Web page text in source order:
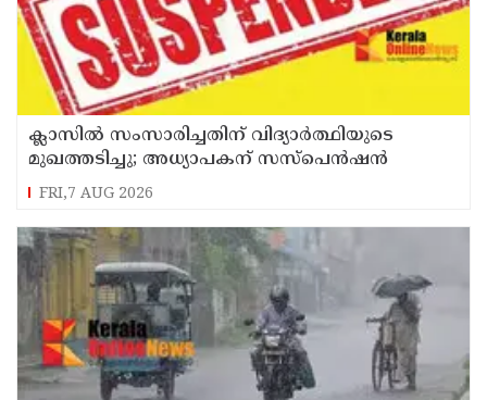
ക്ലാസിൽ സംസാരിച്ചതിന് വിദ്യാര്‍ത്ഥിയുടെ
മുഖത്തടിച്ചു; അധ്യാപകന് സസ്പെൻഷൻ
FRI,7 AUG 2026